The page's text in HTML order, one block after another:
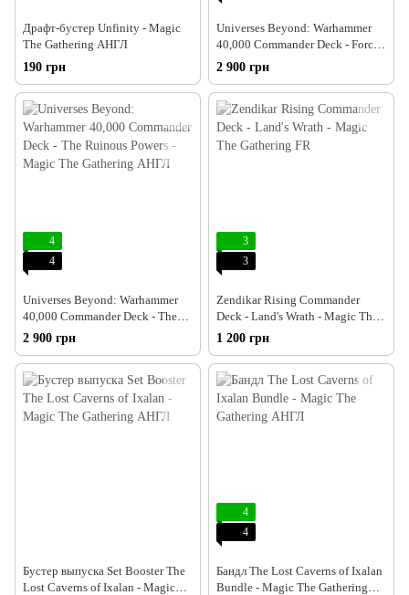
Драфт-бустер Unfinity - Magic
The Gathering АНГЛ
190 грн
Universes Beyond: Warhammer
40,000 Commander Deck - Forces
of the Imperium - Magic The
Gathering АНГЛ
2 900 грн
4
4
Universes Beyond: Warhammer
40,000 Commander Deck - The
Ruinous Powers - Magic The
Gathering АНГЛ
2 900 грн
3
3
Zendikar Rising Commander
Deck - Land's Wrath - Magic The
Gathering FR
1 200 грн
Бустер выпуска Set Booster The
Lost Caverns of Ixalan - Magic
4
4
Бандл The Lost Caverns of Ixalan
Bundle - Magic The Gathering